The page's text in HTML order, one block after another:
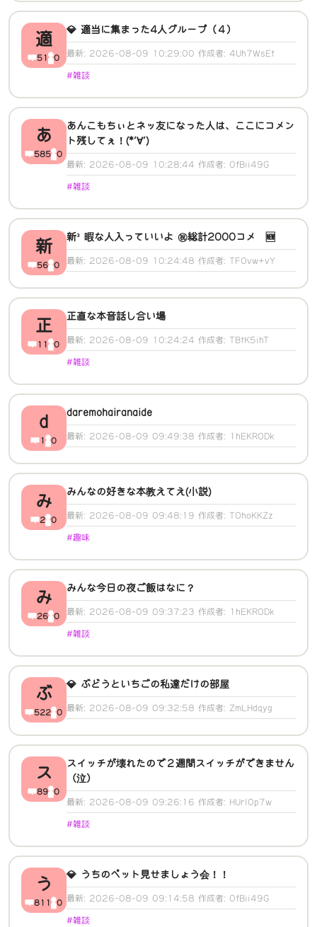
適
51 0
💎 適当に集まった4人グループ（４）
最新: 2026-08-09 10:29:00 作成者: 4Uh7WsEt
#雑談
あ
585 0
あんこもちぃとネッ友になった人は、ここにコメン
ト残してぇ！(*‘∀‘)
最新: 2026-08-09 10:28:44 作成者: 0fBii49G
#雑談
新
56 0
新³ 暇な人入っていいよ ㊗️総計2000コメ 🆕
最新: 2026-08-09 10:24:48 作成者: TFOvw+vY
正
11 0
正直な本音話し合い場
最新: 2026-08-09 10:24:24 作成者: TBtK5ihT
#雑談
d
1 0
daremohairanaide
最新: 2026-08-09 09:49:38 作成者: 1hEKRODk
み
2 0
みんなの好きな本教えてえ(小説)
最新: 2026-08-09 09:48:19 作成者: TOhoKKZz
#趣味
み
26 0
みんな今日の夜ご飯はなに？
最新: 2026-08-09 09:37:23 作成者: 1hEKRODk
#雑談
ぶ
522 0
💎 ぶどうといちごの私達だけの部屋
最新: 2026-08-09 09:32:58 作成者: ZmLHdqyg
ス
89 0
スイッチが壊れたので２週間スイッチができません
（泣）
最新: 2026-08-09 09:26:16 作成者: HUrI0p7w
#雑談
う
811 0
💎 うちのペット見せましょう会！！
最新: 2026-08-09 09:14:58 作成者: 0fBii49G
#雑談